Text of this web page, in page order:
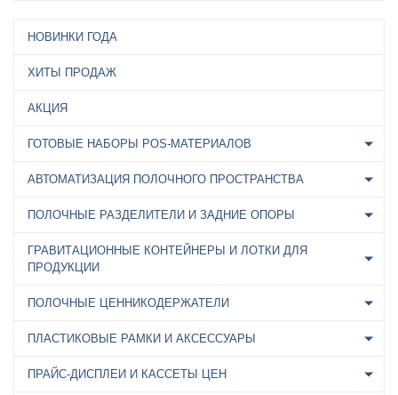
НОВИНКИ ГОДА
ХИТЫ ПРОДАЖ
АКЦИЯ
ГОТОВЫЕ НАБОРЫ POS-МАТЕРИАЛОВ
АВТОМАТИЗАЦИЯ ПОЛОЧНОГО ПРОСТРАНСТВА
ПОЛОЧНЫЕ РАЗДЕЛИТЕЛИ И ЗАДНИЕ ОПОРЫ
ГРАВИТАЦИОННЫЕ КОНТЕЙНЕРЫ И ЛОТКИ ДЛЯ
ПРОДУКЦИИ
ПОЛОЧНЫЕ ЦЕННИКОДЕРЖАТЕЛИ
ПЛАСТИКОВЫЕ РАМКИ И АКСЕССУАРЫ
ПРАЙС-ДИСПЛЕИ И КАССЕТЫ ЦЕН